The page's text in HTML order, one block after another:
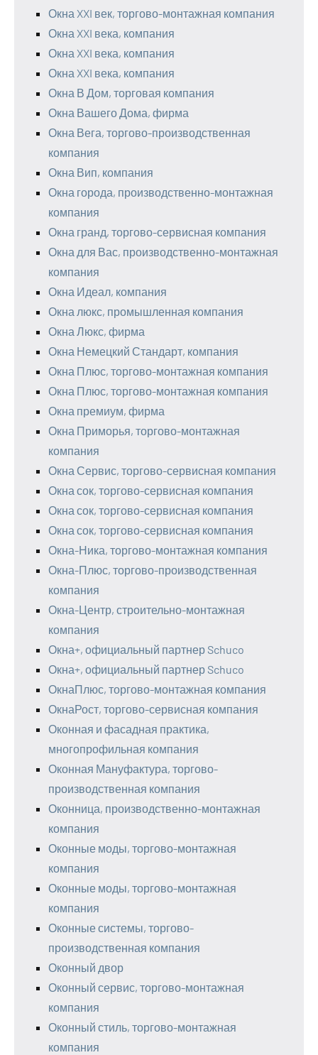
Окна XXI век, торгово-монтажная компания
Окна XXI века, компания
Окна XXI века, компания
Окна XXI века, компания
Окна В Дом, торговая компания
Окна Вашего Дома, фирма
Окна Вега, торгово-производственная
компания
Окна Вип, компания
Окна города, производственно-монтажная
компания
Окна гранд, торгово-сервисная компания
Окна для Вас, производственно-монтажная
компания
Окна Идеал, компания
Окна люкс, промышленная компания
Окна Люкс, фирма
Окна Немецкий Стандарт, компания
Окна Плюс, торгово-монтажная компания
Окна Плюс, торгово-монтажная компания
Окна премиум, фирма
Окна Приморья, торгово-монтажная
компания
Окна Сервис, торгово-сервисная компания
Окна сок, торгово-сервисная компания
Окна сок, торгово-сервисная компания
Окна сок, торгово-сервисная компания
Окна-Ника, торгово-монтажная компания
Окна-Плюс, торгово-производственная
компания
Окна-Центр, строительно-монтажная
компания
Окна+, официальный партнер Schuco
Окна+, официальный партнер Schuco
ОкнаПлюс, торгово-монтажная компания
ОкнаРост, торгово-сервисная компания
Оконная и фасадная практика,
многопрофильная компания
Оконная Мануфактура, торгово-
производственная компания
Оконница, производственно-монтажная
компания
Оконные моды, торгово-монтажная
компания
Оконные моды, торгово-монтажная
компания
Оконные системы, торгово-
производственная компания
Оконный двор
Оконный сервис, торгово-монтажная
компания
Оконный стиль, торгово-монтажная
компания